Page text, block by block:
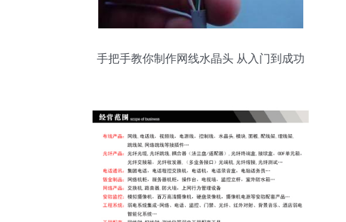
手把手教你制作网线水晶头 从入门到成功